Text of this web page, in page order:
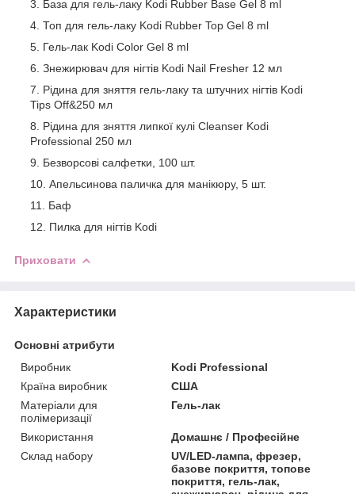
База для гель-лаку Kodi Rubber Base Gel 8 ml
Топ для гель-лаку Kodi Rubber Top Gel 8 ml
Гель-лак Kodi Color Gel 8 ml
Знежирювач для нігтів Kodi Nail Fresher 12 мл
Рідина для зняття гель-лаку та штучних нігтів Kodi
Tips Off&250 мл
Рідина для зняття липкої кулі Cleanser Kodi
Professional 250 мл
Безворсові салфетки, 100 шт.
Апельсинова паличка для манікюру, 5 шт.
Баф
Пилка для нігтів Kodi
Приховати
Характеристики
Основні атрибути
Виробник
Kodi Professional
Країна виробник
США
Матеріали для
полімеризації
Гель-лак
Використання
Домашнє / Професійне
Склад набору
UV/LED-лампа, фрезер,
базове покриття, топове
покриття, гель-лак,